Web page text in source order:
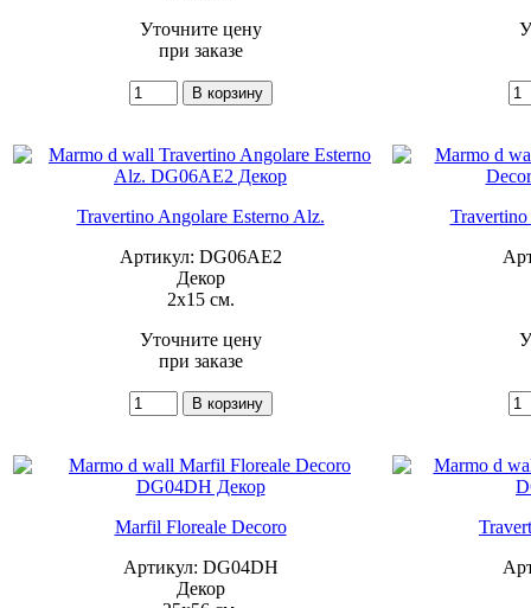
Уточните цену
при заказе
Travertino Angolare Esterno Alz.
Артикул: DG06AE2
Декор
2x15 см.
Уточните цену
при заказе
Marfil Floreale Decoro
Артикул: DG04DH
Декор